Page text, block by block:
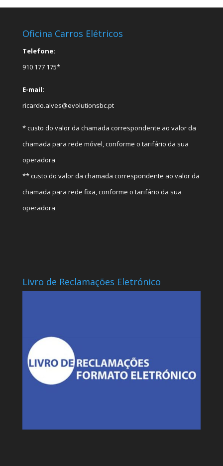
Oficina Carros Elétricos
Telefone:
910 177 175*
E-mail:
ricardo.alves@evolutionsbc.pt
* custo do valor da chamada correspondente ao valor da
chamada para rede móvel, conforme o tarifário da sua
operadora
** custo do valor da chamada correspondente ao valor da
chamada para rede fixa, conforme o tarifário da sua
operadora
Livro de Reclamações Eletrónico